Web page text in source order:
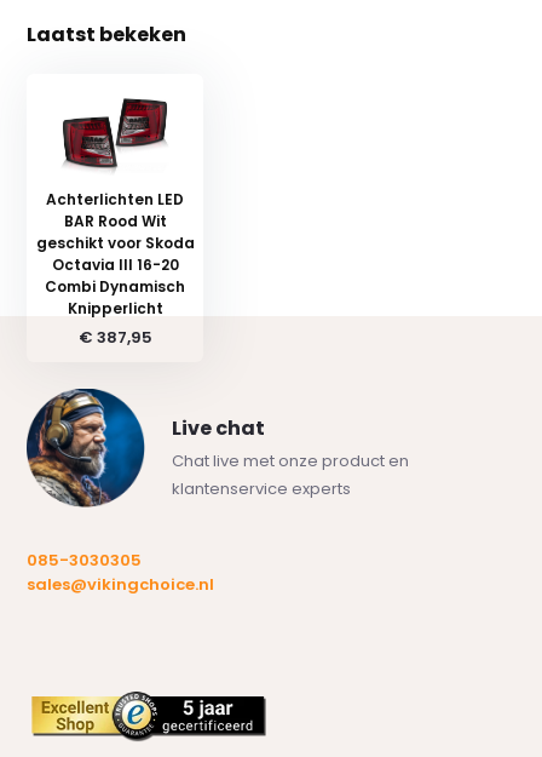
Laatst bekeken
Achterlichten LED
BAR Rood Wit
geschikt voor Skoda
Octavia III 16-20
Combi Dynamisch
Knipperlicht
€ 387,95
Live chat
Chat live met onze product en
klantenservice experts
085-3030305
sales@vikingchoice.nl